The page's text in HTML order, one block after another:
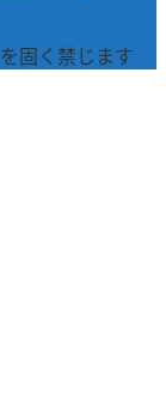
固く禁じます